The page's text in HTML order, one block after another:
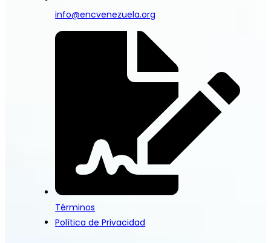
info@encvenezuela.org
Términos
Política de Privacidad